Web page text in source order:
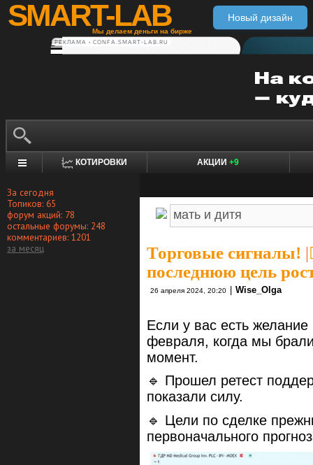
SMART-LAB
Мы делаем деньги на бирже
Новый дизайн
РЕКЛАМА • CONFA.SMART-LAB.RU
КОТИРОВКИ АКЦИИ +9
За сегодня
Топиков: 65
форум акций: 78
остальные форумы: 248
комментариев: 1201
за месяц
Торговые сигналы! |
последнюю цель
26 апреля 2024, 20:20 Wise_Olga
Если у вас есть
февраля, когда мы
момент.
🔹 Прошел ретест
показали силу.
🔹 Цели по сделке
первоначального